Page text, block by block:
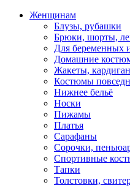
Женщинам
Блузы, рубашки
Брюки, шорты,
Для беременных
Домашние
Жакеты,
Костюмы
Нижнее бельё
Носки
Пижамы
Платья
Сарафаны
Сорочки,
Спортивные
Тапки
Толстовки,